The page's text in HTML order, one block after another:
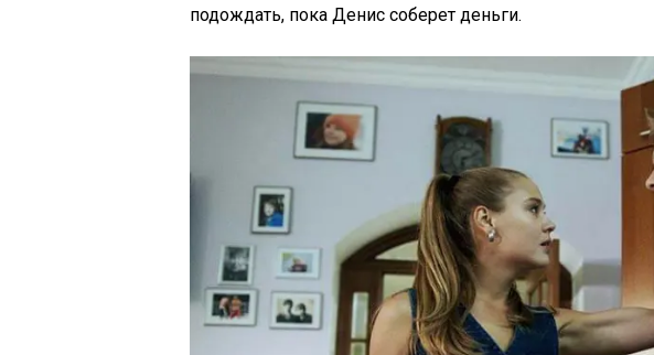
подождать, пока Денис соберет деньги.